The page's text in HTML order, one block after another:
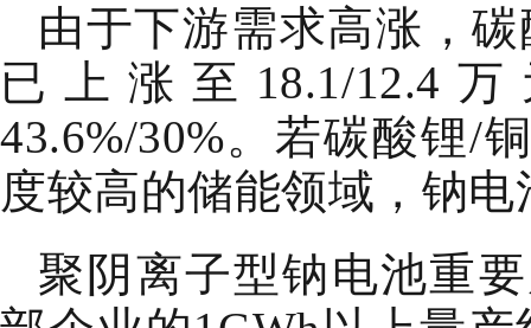
由于下游需求高涨，
已上涨至18.1/12.4
43.6%/30%。若碳酸锂/
度较高的储能领域，钠
聚阴离子型钠电池重